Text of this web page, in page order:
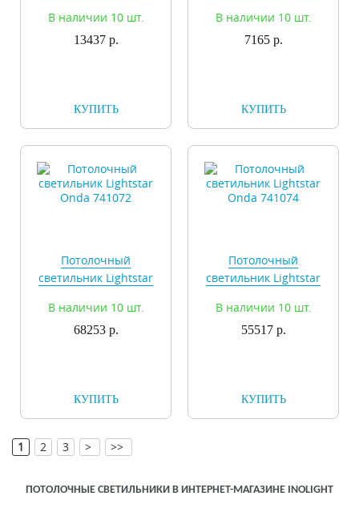
В наличии 10 шт.
13437 р.
КУПИТЬ
В наличии 10 шт.
7165 р.
КУПИТЬ
Потолочный
светильник Lightstar
В наличии 10 шт.
68253 р.
КУПИТЬ
Потолочный
светильник Lightstar
В наличии 10 шт.
55517 р.
КУПИТЬ
1 2 3 > >>
ПОТОЛОЧНЫЕ СВЕТИЛЬНИКИ В ИНТЕРНЕТ-МАГАЗИНЕ INOLIGHT